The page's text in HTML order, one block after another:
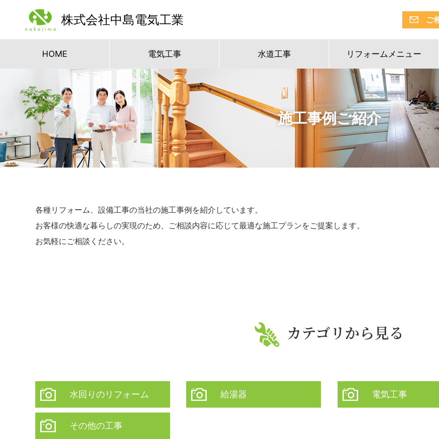
株式会社中島電気工業 ご
HOME 電気工事 水道工事 リフォームメニュー
施工事例ご紹介
各種リフォーム、設備工事の当社の施工事例を紹介しています。
お客様の快適な暮らしの実現のため、ご相談内容に応じて最適な施工プランをご提案します。
お気軽にご相談ください。
カテゴリから見る
水回りのリフォーム 給湯器 電気工事
その他の工事